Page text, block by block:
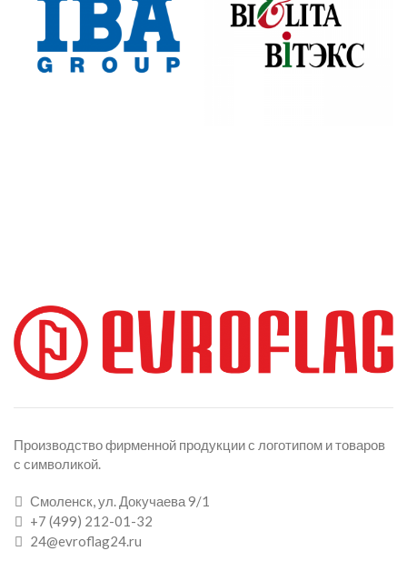
Производство фирменной продукции с логотипом и товаров
с символикой.
Смоленск, ул. Докучаева 9/1
+7 (499) 212-01-32
24@evroflag24.ru